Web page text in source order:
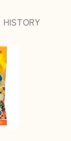
HISTORY